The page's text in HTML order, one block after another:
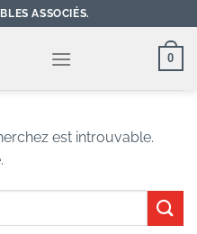
ASSOCIÉS.
0
est introuvable.